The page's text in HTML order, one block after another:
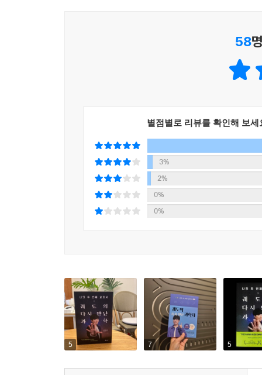
‘기후 위기’를 제대로 알면 북극곰이 아니라 인
58
별점별로 리뷰를 확인해 보세
3%
2%
0%
0%
5 7 5